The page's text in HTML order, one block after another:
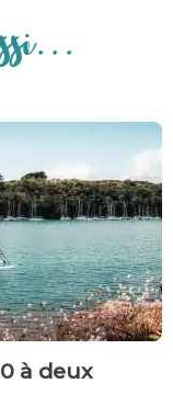
à deux